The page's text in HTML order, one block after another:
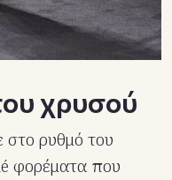
χρυσού
στο ρυθμό του
φορέματα που